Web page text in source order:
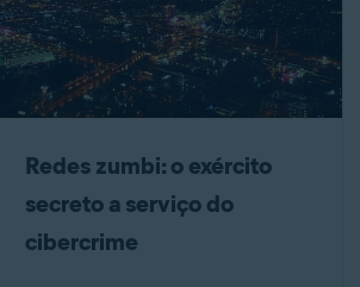
Redes zumbi: o exército
secreto a serviço do
cibercrime